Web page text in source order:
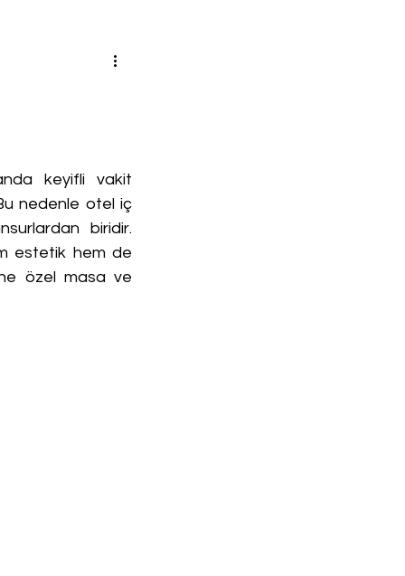
keyifli vakit
nedenle otel iç
biridir.
estetik hem de
özel masa ve